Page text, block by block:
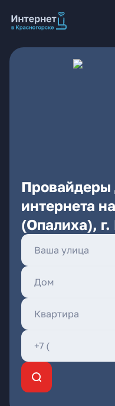
Провайдеры
интернета
(Опалиха),